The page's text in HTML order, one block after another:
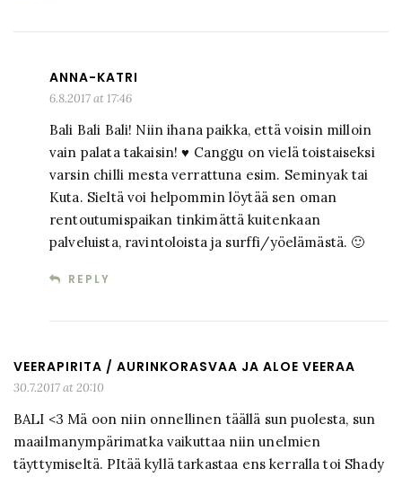
ANNA-KATRI
6.8.2017 at 17:46
Bali Bali Bali! Niin ihana paikka, että voisin milloin
vain palata takaisin! ♥ Canggu on vielä toistaiseksi
varsin chilli mesta verrattuna esim. Seminyak tai
Kuta. Sieltä voi helpommin löytää sen oman
rentoutumispaikan tinkimättä kuitenkaan
palveluista, ravintoloista ja surffi/yöelämästä. 🙂
REPLY
VEERAPIRITA / AURINKORASVAA JA ALOE VEERAA
30.7.2017 at 20:10
BALI <3 Mä oon niin onnellinen täällä sun puolesta, sun
maailmanympärimatka vaikuttaa niin unelmien
täyttymiseltä. PItää kyllä tarkastaa ens kerralla toi Shady